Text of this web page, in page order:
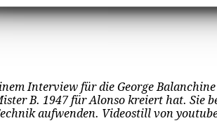
Interview für die George
B. 1947 für Alonso kreiert hat. Sie
aufwenden. Videostill von